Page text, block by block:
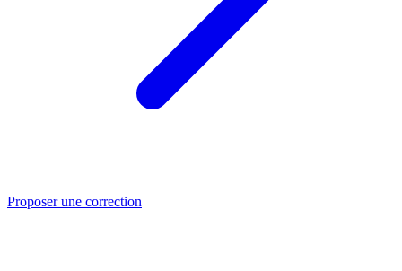
Proposer une correction